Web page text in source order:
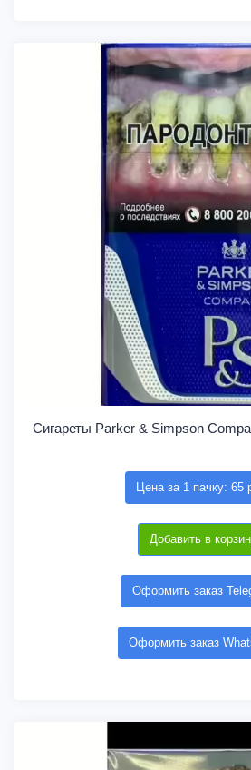
Сигареты Parker & Simpson
Цена за 1 пачку: 65
Добавить в
Оформить заказ
Оформить заказ